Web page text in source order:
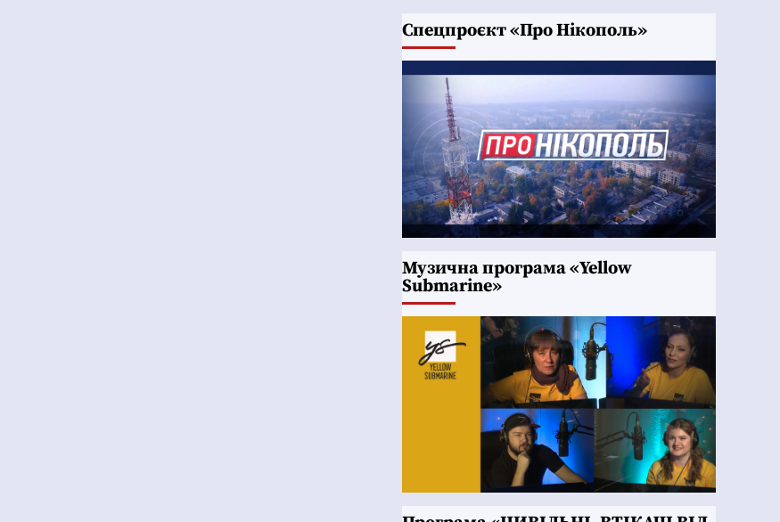
Cпецпроєкт «Про Нікополь»
Музична програма «Yellow
Submarine»